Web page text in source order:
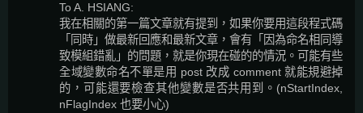
To A. HSIANG:
我在相關的第一篇文章就有提到，如果你要用這段程式碼
「同時」做最新回應和最新文章，會有「因為命名相同導
致模組錯亂」的問題，就是你現在碰的的情況。可能有些
全域變數命名不單是用 post 改成 comment 就能規避掉
的，可能還要檢查其他變數是否共用到。(nStartIndex,
nFlagIndex 也要小心)